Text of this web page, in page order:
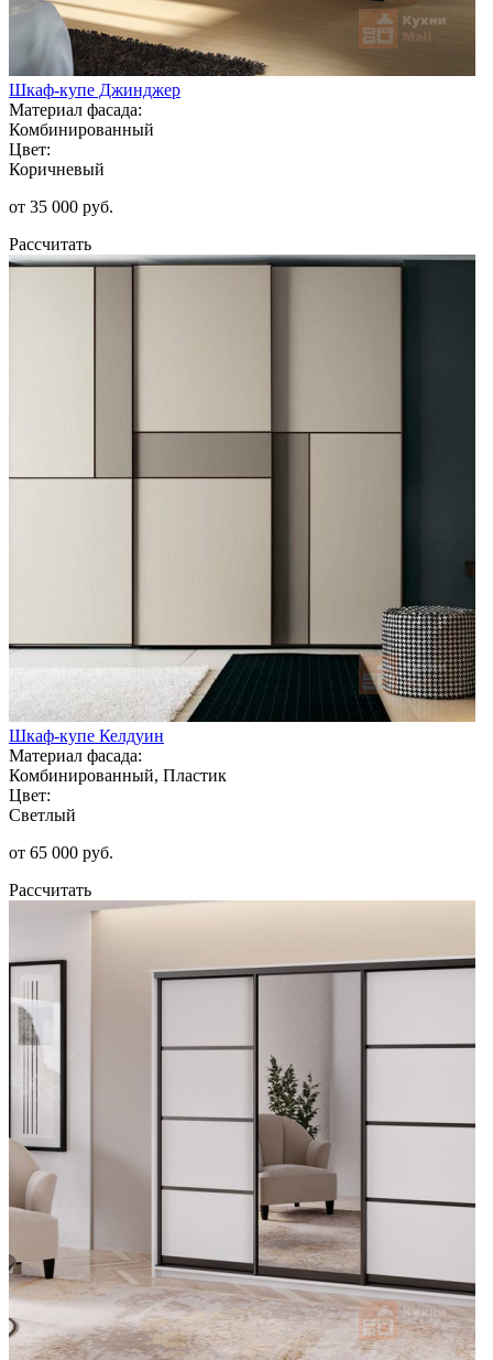
Шкаф-купе Джинджер
Материал фасада:
Комбинированный
Цвет:
Коричневый
от 35 000 руб.
Рассчитать
Шкаф-купе Келдуин
Материал фасада:
Комбинированный, Пластик
Цвет:
Светлый
от 65 000 руб.
Рассчитать